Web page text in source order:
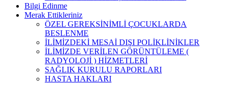
Bilgi Edinme
Merak Ettikleriniz
ÖZEL GEREKSİNİMLİ ÇOCUKLARDA
BESLENME
İLİMİZDEKİ MESAİ DIŞI POLİKLİNİKLER
İLİMİZDE VERİLEN GÖRÜNTÜLEME (
RADYOLOJİ ) HİZMETLERİ
SAĞLIK KURULU RAPORLARI
HASTA HAKLARI